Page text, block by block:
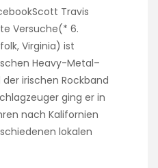
Travis
Versuche(* 6.
Virginia) ist
Heavy-Metal–
irischen Rockband
ging er in
nach Kalifornien
lokalen